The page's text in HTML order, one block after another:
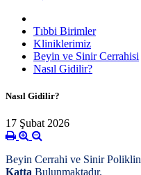
Tıbbi Birimler
Kliniklerimiz
Beyin ve Sinir Cerrahisi
Nasıl Gidilir?
Nasıl Gidilir?
17 Şubat 2026
Beyin Cerrahi ve Sinir
Katta Bulunmaktadır.